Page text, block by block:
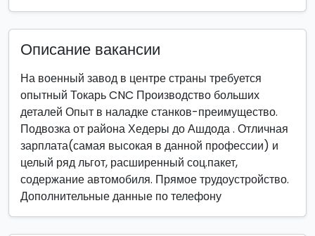
Описание вакансии
На военный завод в центре страны требуется
опытный Токарь CNC Производство больших
деталей Опыт в наладке станков-преимущество.
Подвозка от района Хедеры до Ашдода . Отличная
зарплата(самая высокая в данной профессии) и
целый ряд льгот, расширенный соц.пакет,
содержание автомобиля. Прямое трудоустройство.
Дополнительные данные по телефону